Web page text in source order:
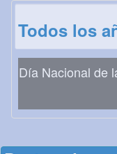
Todos los
Día Nacional de